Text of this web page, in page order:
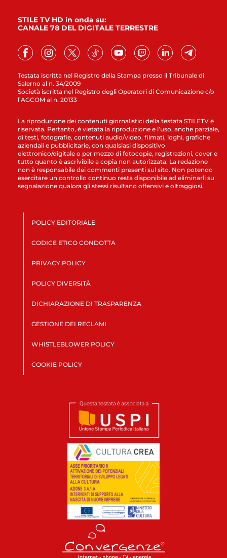
Testata iscritta nel Registro della Stampa presso il Tribunale di
Salerno al n. 34/2009
Società iscritta nel Registro degli Operatori di Comunicazione c/o
l’AGCOM al n. 20133
STILE TV HD in onda su:
CANALE 78 DEL DIGITALE TERRESTRE
La riproduzione dei contenuti giornalistici della testata STILETV è
riservata. Pertanto, è vietata la riproduzione e l’uso, anche parziale,
di testi, fotografie, contenuti audio/video, filmati, loghi, grafiche
aziendali e pubblicitarie, con qualsiasi dispositivo
elettronico/digitale o per mezzo di fotocopie, registrazioni, cover e
tutto quanto è ascrivibile a copia non autorizzata. La redazione
non è responsabile dei commenti presenti sul sito. Non potendo
esercitare un controllo continuo resta disponibile ad eliminarli su
segnalazione qualora gli stessi risultano offensivi e oltraggiosi.
POLICY EDITORIALE
CODICE ETICO CONDOTTA
PRIVACY POLICY
POLICY DIVERSITÀ
DICHIARAZIONE DI TRASPARENZA
GESTIONE DEI RECLAMI
WHISTLEBLOWER POLICY
COOKIE POLICY